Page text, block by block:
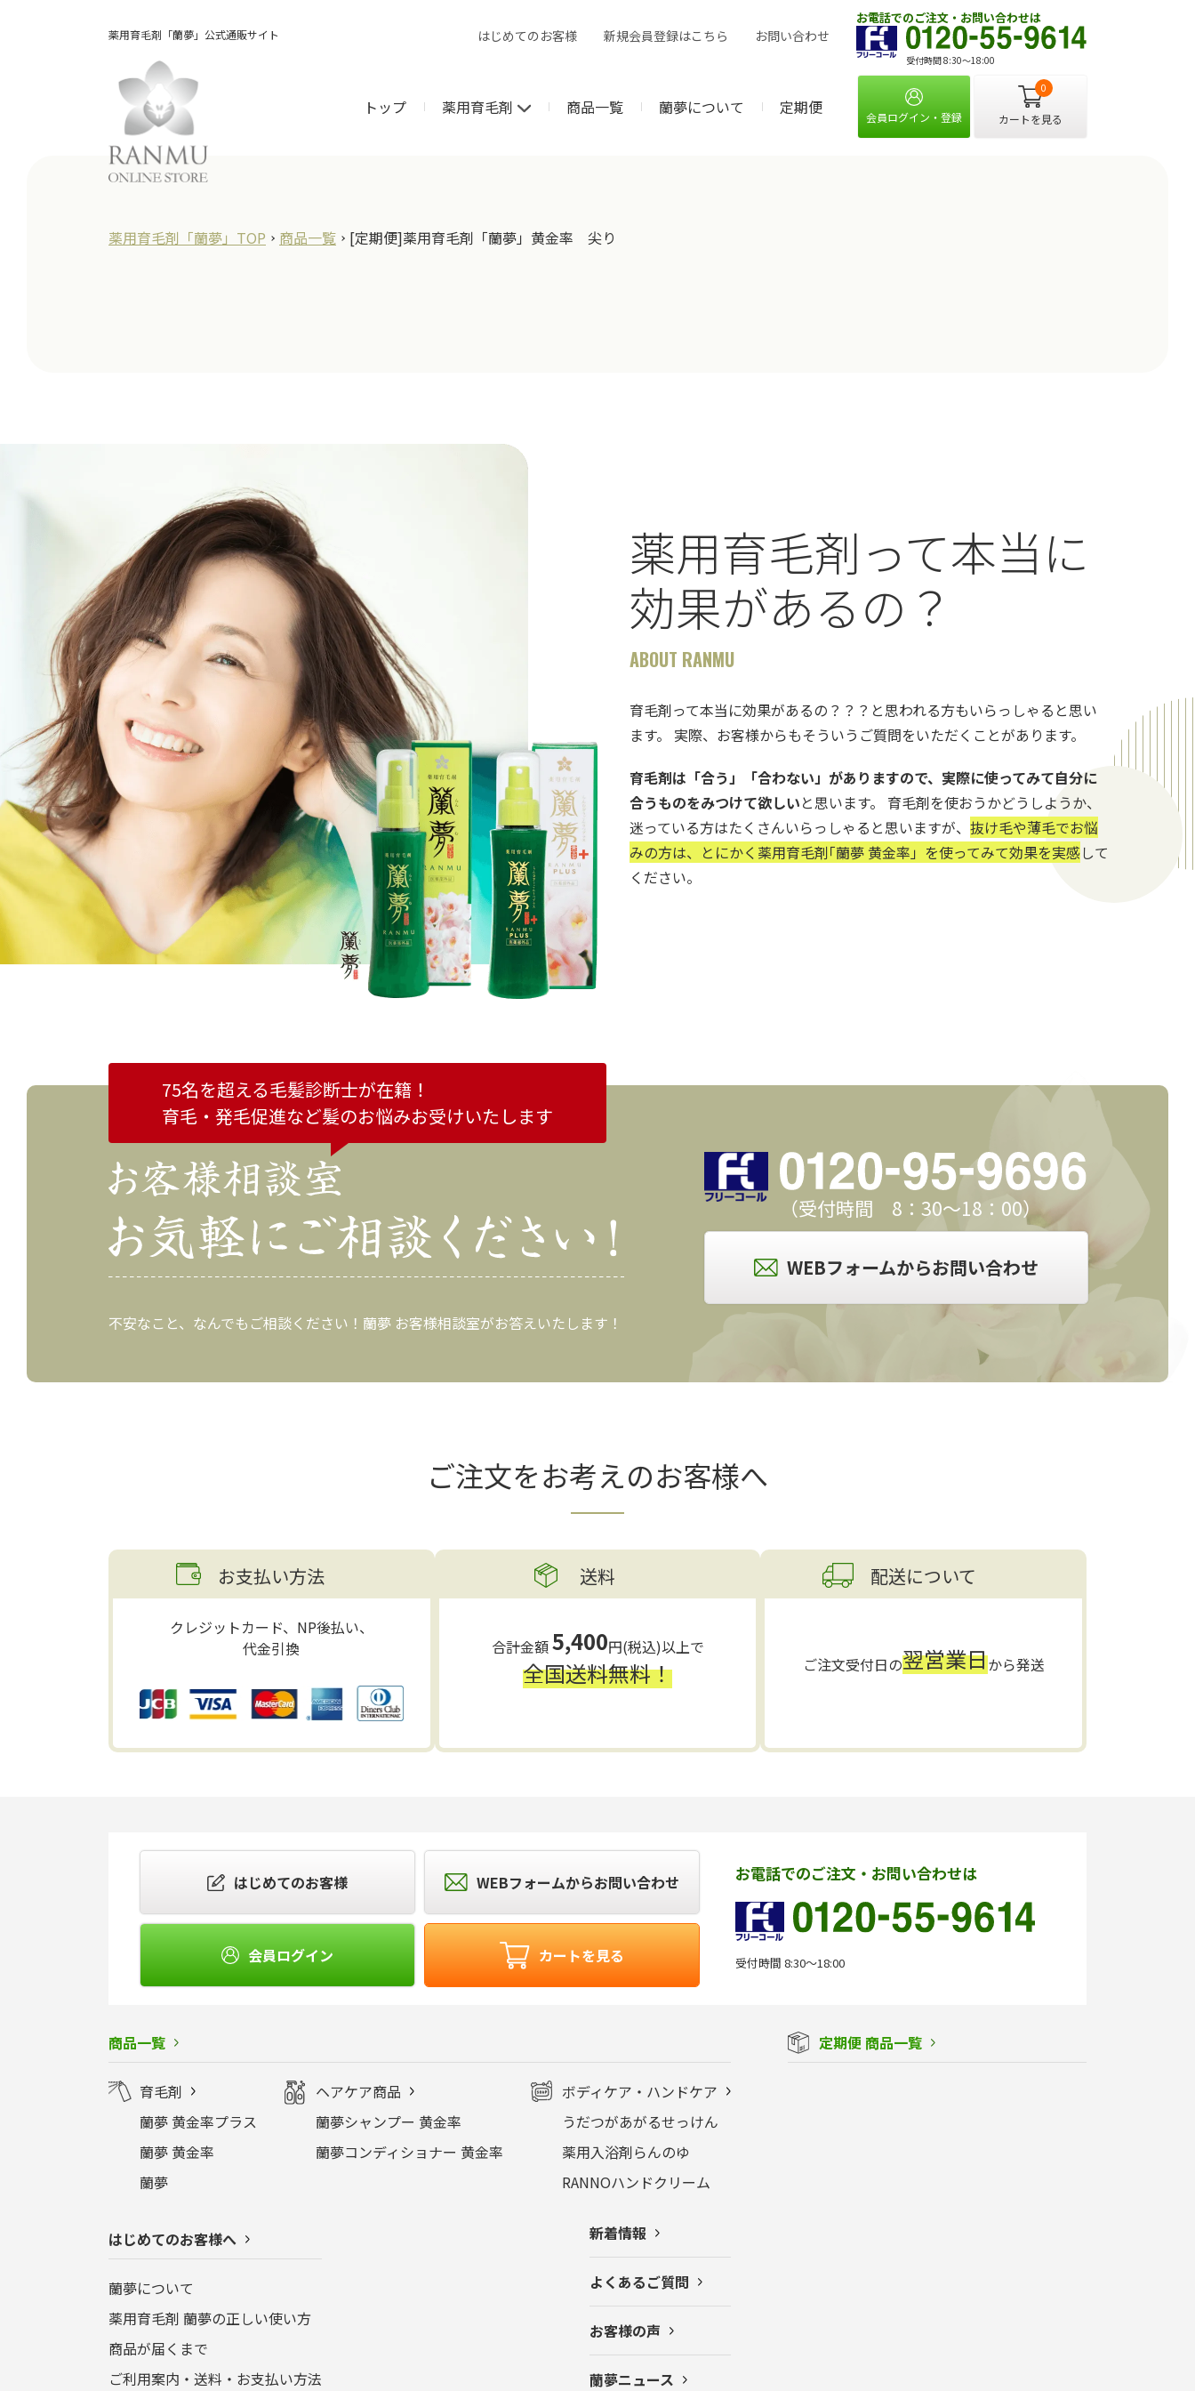
薬用育毛剤「蘭夢」公式通販サイト はじめてのお客様 新規会員登録はこちら お問い合わせ
お電話でのご注文・お問い合わせは
受付時間 8:30〜18:00
トップ 薬用育毛剤 商品一覧 蘭夢について 定期便 会員ログイン・登録
0
カートを見る
薬用育毛剤「蘭夢」TOP 商品一覧 [定期便]薬用育毛剤「蘭夢」黄金率 尖り
薬用育毛剤って本当に
効果があるの？
ABOUT RANMU
育毛剤って本当に効果があるの？？？と思われる方もいらっしゃると思い
ます。 実際、お客様からもそういうご質問をいただくことがあります。
育毛剤は「合う」「合わない」がありますので、実際に使ってみて自分に
合うものをみつけて欲しいと思います。 育毛剤を使おうかどうしようか、
迷っている方はたくさんいらっしゃると思いますが、 抜け毛や薄毛でお悩
みの方は、とにかく薬用育毛剤｢蘭夢 黄金率」を使ってみて効果を実感して
ください。
75名を超える毛髪診断士が在籍！
育毛・発毛促進など髪のお悩みお受けいたします
不安なこと、なんでもご相談ください！蘭夢 お客様相談室がお答えいたします！
（受付時間 8：30～18：00）
WEBフォームからお問い合わせ
ご注文をお考えのお客様へ
お支払い方法
クレジットカード、NP後払い、
代金引換
送料
合計金額5,400円(税込)以上で
全国送料無料！
配送について
ご注文受付日の翌営業日から発送
はじめてのお客様 WEBフォームからお問い合わせ
会員ログイン カートを見る
お電話でのご注文・お問い合わせは
受付時間 8:30〜18:00
商品一覧
育毛剤
蘭夢 黄金率プラス
蘭夢 黄金率
蘭夢
ヘアケア商品
蘭夢シャンプー 黄金率
蘭夢コンディショナー 黄金率
ボディケア・ハンドケア
うだつがあがるせっけん
薬用入浴剤らんのゆ
RANNOハンドクリーム
はじめてのお客様へ
蘭夢について
薬用育毛剤 蘭夢の正しい使い方
商品が届くまで
ご利用案内・送料・お支払い方法
新着情報
よくあるご質問
お客様の声
蘭夢ニュース
定期便 商品一覧